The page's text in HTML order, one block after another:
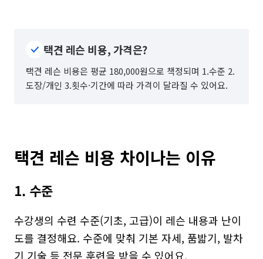
택견 레슨 비용, 가격은?
택견 레슨 비용은 평균 180,000원으로 책정되며 1.수준 2.
도장/개인 3.횟수·기간에 따라 가격이 달라질 수 있어요.
택견 레슨 비용 차이나는 이유
1. 수준
수강생의 수련 수준(기초, 고급)이 레슨 내용과 난이
도를 결정해요. 수준에 맞춰 기본 자세, 품밟기, 발차
기 기술 등 전문 훈련을 받을 수 있어요.